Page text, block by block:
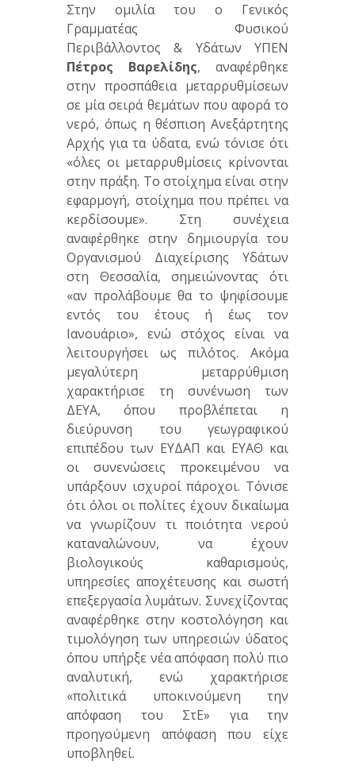
Στην ομιλία του ο Γενικός
Γραμματέας Φυσικού
Περιβάλλοντος & Υδάτων ΥΠΕΝ
Πέτρος Βαρελίδης, αναφέρθηκε
στην προσπάθεια μεταρρυθμίσεων
σε μία σειρά θεμάτων που αφορά το
νερό, όπως η θέσπιση Ανεξάρτητης
Αρχής για τα ύδατα, ενώ τόνισε ότι
«όλες οι μεταρρυθμίσεις κρίνονται
στην πράξη. Το στοίχημα είναι στην
εφαρμογή, στοίχημα που πρέπει να
κερδίσουμε». Στη συνέχεια
αναφέρθηκε στην δημιουργία του
Οργανισμού Διαχείρισης Υδάτων
στη Θεσσαλία, σημειώνοντας ότι
«αν προλάβουμε θα το ψηφίσουμε
εντός του έτους ή έως τον
Ιανουάριο», ενώ στόχος είναι να
λειτουργήσει ως πιλότος. Ακόμα
μεγαλύτερη μεταρρύθμιση
χαρακτήρισε τη συνένωση των
ΔΕΥΑ, όπου προβλέπεται η
διεύρυνση του γεωγραφικού
επιπέδου των ΕΥΔΑΠ και ΕΥΑΘ και
οι συνενώσεις προκειμένου να
υπάρξουν ισχυροί πάροχοι. Τόνισε
ότι όλοι οι πολίτες έχουν δικαίωμα
να γνωρίζουν τι ποιότητα νερού
καταναλώνουν, να έχουν
βιολογικούς καθαρισμούς,
υπηρεσίες αποχέτευσης και σωστή
επεξεργασία λυμάτων. Συνεχίζοντας
αναφέρθηκε στην κοστολόγηση και
τιμολόγηση των υπηρεσιών ύδατος
όπου υπήρξε νέα απόφαση πολύ πιο
αναλυτική, ενώ χαρακτήρισε
«πολιτικά υποκινούμενη την
απόφαση του ΣτΕ» για την
προηγούμενη απόφαση που είχε
υποβληθεί.